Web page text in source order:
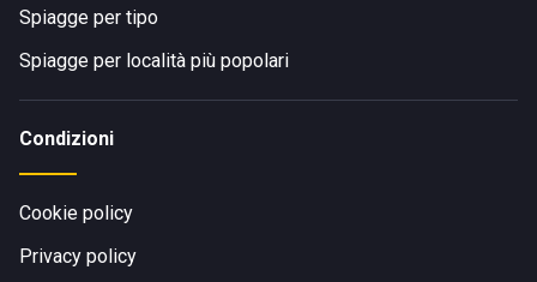
Spiagge per tipo
Spiagge per località più popolari
Condizioni
Cookie policy
Privacy policy